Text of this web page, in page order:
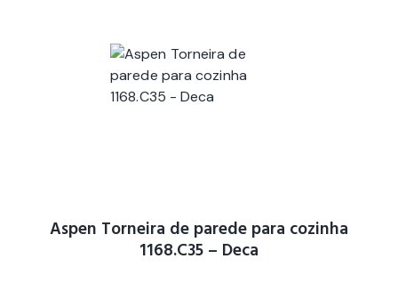
Aspen Torneira de parede para cozinha
1168.C35 – Deca